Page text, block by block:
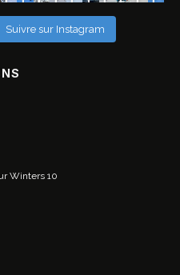
Suivre sur Instagram
Winters 10